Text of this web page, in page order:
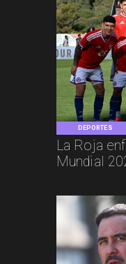
DEPORTES
La Roja
Mundial